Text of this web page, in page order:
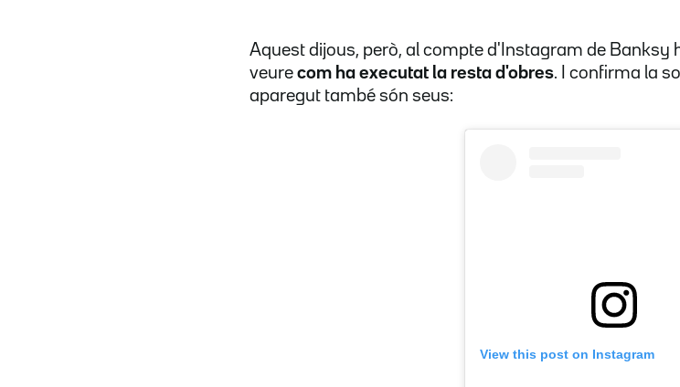
Aquest dijous, però, al compte d'Instagram de Banksy
veure com ha executat la resta d'obres . I confirma la
aparegut també són seus:
View this post on Instagram